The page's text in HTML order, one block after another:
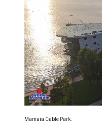
Mamaia Cable Park.